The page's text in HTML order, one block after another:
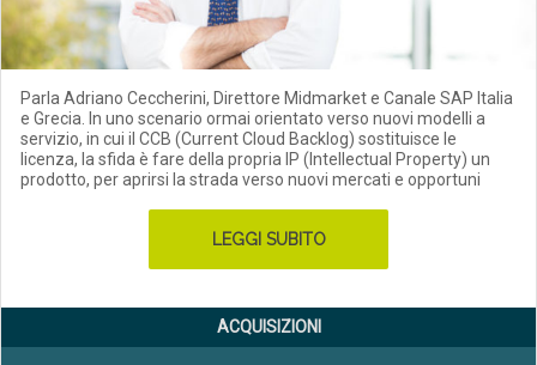
Parla Adriano Ceccherini, Direttore Midmarket e Canale SAP Italia
e Grecia. In uno scenario ormai orientato verso nuovi modelli a
servizio, in cui il CCB (Current Cloud Backlog) sostituisce le
licenza, la sfida è fare della propria IP (Intellectual Property) un
prodotto, per aprirsi la strada verso nuovi mercati e opportuni
LEGGI SUBITO
ACQUISIZIONI